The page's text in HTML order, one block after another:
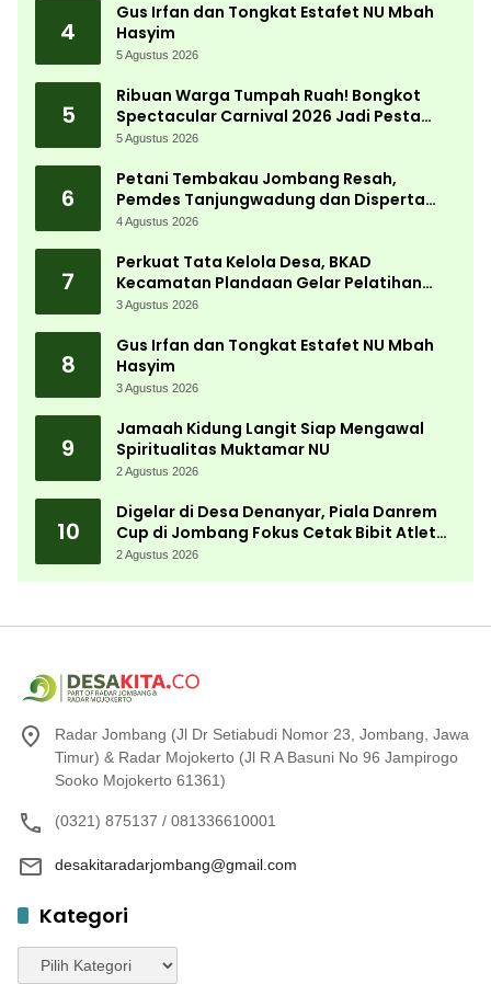
4
Gus Irfan dan Tongkat Estafet NU Mbah
Hasyim
5 Agustus 2026
5
Ribuan Warga Tumpah Ruah! Bongkot
Spectacular Carnival 2026 Jadi Pesta
Kemerdekaan Terbesar di Peterongan
5 Agustus 2026
6
Petani Tembakau Jombang Resah,
Pemdes Tanjungwadung dan Disperta
Bergerak Cepat
4 Agustus 2026
7
Perkuat Tata Kelola Desa, BKAD
Kecamatan Plandaan Gelar Pelatihan
Aparatur Pemdes
3 Agustus 2026
8
Gus Irfan dan Tongkat Estafet NU Mbah
Hasyim
3 Agustus 2026
9
Jamaah Kidung Langit Siap Mengawal
Spiritualitas Muktamar NU
2 Agustus 2026
10
Digelar di Desa Denanyar, Piala Danrem
Cup di Jombang Fokus Cetak Bibit Atlet
Menembak Berprestasi
2 Agustus 2026
Radar Jombang (Jl Dr Setiabudi Nomor 23, Jombang, Jawa
Timur) & Radar Mojokerto (Jl R A Basuni No 96 Jampirogo
Sooko Mojokerto 61361)
(0321) 875137 / 081336610001
desakitaradarjombang@gmail.com
Kategori
Kategori